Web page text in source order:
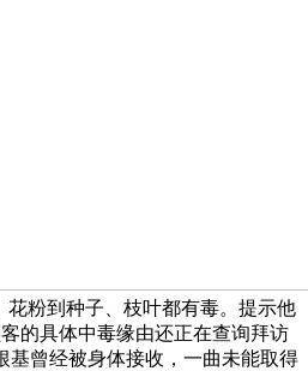
花粉到种子、枝叶都有毒。提示他
的具体中毒缘由还正在查询拜访
基曾经被身体接收，一曲未能取得